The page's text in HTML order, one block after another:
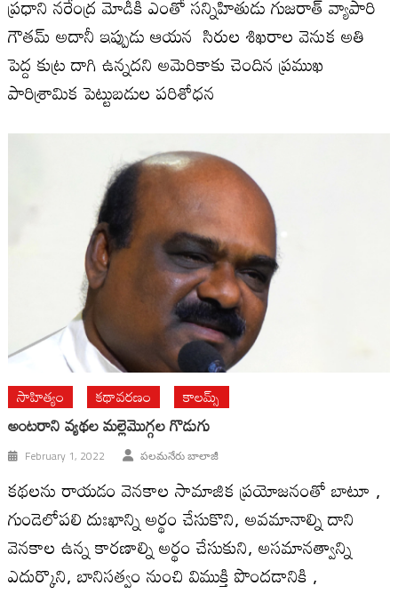
ప్రధాని నరేంద్ర మోడీకి ఎంతో సన్నిహితుడు గుజరాత్‌ వ్యాపారి
గౌతమ్‌ అదానీ ఇప్పుడు ఆయన సిరుల శిఖరాల వెనుక అతి
పెద్ద కుట్ర దాగి ఉన్నదని అమెరికాకు చెందిన ప్రముఖ
పారిశ్రామిక పెట్టుబడుల పరిశోధన
సాహిత్యం కథావరణం కాలమ్స్
అంట‌రాని వ్య‌థ‌ల మ‌ల్లెమొగ్గ‌ల గొడుగు
February 1, 2022 పలమనేరు బాలాజీ
కథలను రాయడం వెనకాల సామాజిక ప్రయోజనంతో బాటూ ,
గుండెలోపలి దుఃఖాన్ని అర్థం చేసుకొని, అవమానాల్ని దాని
వెనకాల ఉన్న కారణాల్ని అర్థం చేసుకుని, అసమానత్వాన్ని
ఎదుర్కొని, బానిసత్వం నుంచి విముక్తి పొందడానికి ,